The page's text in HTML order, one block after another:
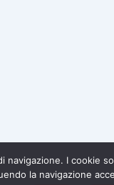
I cookie
la navigazione